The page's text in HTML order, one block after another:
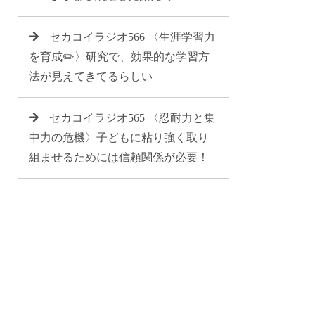
セカコイラジオ566 〈生涯学習力
を育成✏️〉研究で、効果的な学習方
法が見えてきてるらしい
セカコイラジオ565 〈忍耐力と集
中力の危機〉子どもに粘り強く取り
組ませるためには信頼関係が必要！